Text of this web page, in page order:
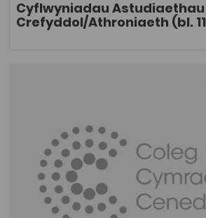
Cyflwyniadau Astudiaethau
Crefyddol/Athroniaeth (bl.
AGOR
Tagiau
Cymraeg Llên Adnodd Coleg
Casgliad o ddetholiad o ysgrifau
gyhoeddwyd dros y blynyddoedd